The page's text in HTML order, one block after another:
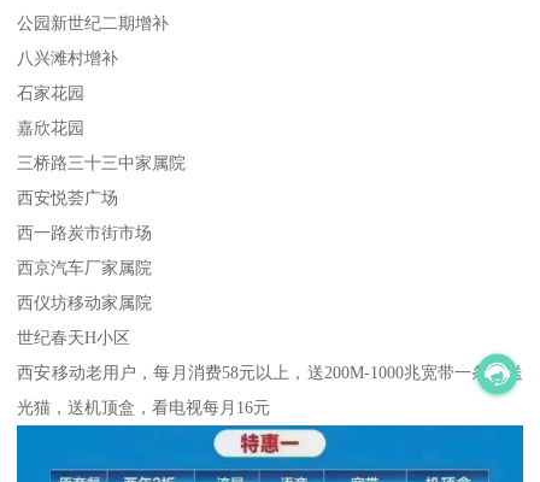
公园新世纪二期增补
八兴滩村增补
石家花园
嘉欣花园
三桥路三十三中家属院
西安悦荟广场
西一路炭市街市场
西京汽车厂家属院
西仪坊移动家属院
世纪春天H小区
西安移动老用户，每月消费58元以上，送200M-1000兆宽带一条，送
光猫，送机顶盒，看电视每月16元